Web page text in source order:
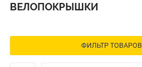
ВЕЛОПОКРЫШКИ
ФИЛЬТР ТОВАРОВ